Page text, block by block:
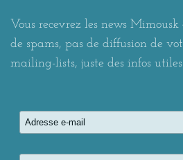
Vous recevrez les news Mimousk
de spams, pas de diffusion de
mailing-lists, juste des infos